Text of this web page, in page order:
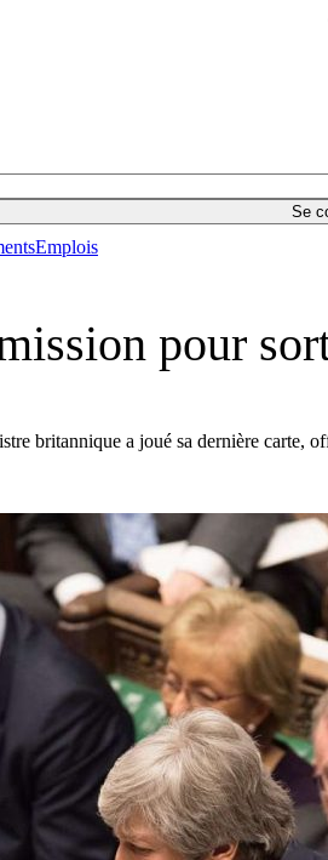
Se
Emplois
pour
britannique a joué sa dernière carte,